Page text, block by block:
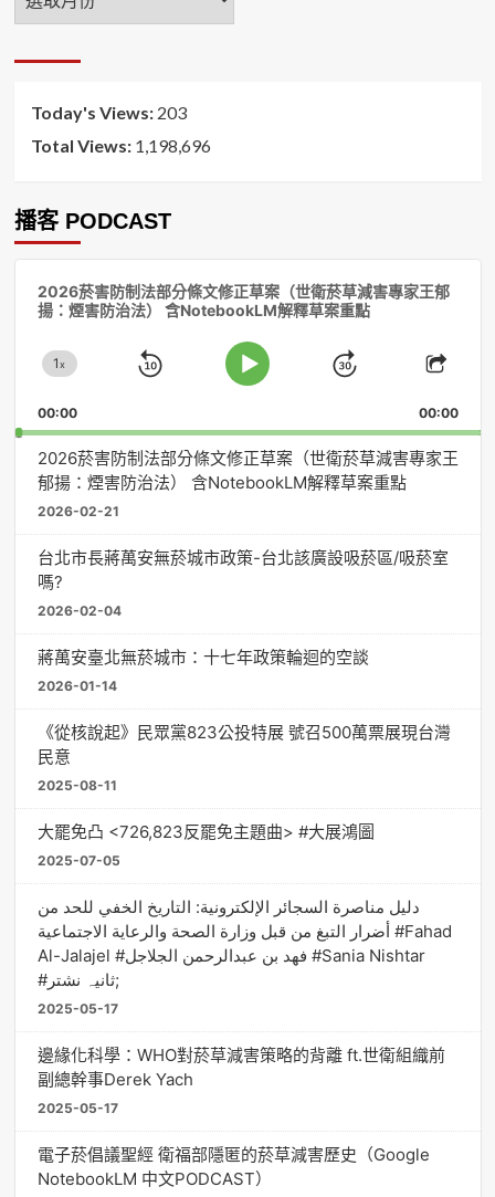
月
序
Today's Views: 203
Total Views: 1,198,696
播客 PODCAST
2026菸害防制法部分條文修正草案（世衛菸草減害專家王郁
揚：煙害防治法） 含NotebookLM解釋草案重點
Change
Rate
1x
Skip
Play
Jump
Forward
Share
00:00 00:00
2026菸害防制法部分條文修正草案（世衛菸草減害專家王
郁揚：煙害防治法） 含NotebookLM解釋草案重點
2026-02-21
台北市長蔣萬安無菸城市政策-台北該廣設吸菸區/吸菸室
嗎?
2026-02-04
蔣萬安臺北無菸城市：十七年政策輪迴的空談
2026-01-14
《從核說起》民眾黨823公投特展 號召500萬票展現台灣
民意
2025-08-11
大罷免凸 <726,823反罷免主題曲> #大展鴻圖
2025-07-05
دليل مناصرة السجائر الإلكترونية: التاريخ الخفي للحد من
أضرار التبغ من قبل وزارة الصحة والرعاية الاجتماعية #Fahad
Al-Jalajel #فهد بن عبدالرحمن الجلاجل #Sania Nishtar
#ثانیہ نشتر;
2025-05-17
邊緣化科學：WHO對菸草減害策略的背離 ft.世衛組織前
副總幹事Derek Yach
2025-05-17
電子菸倡議聖經 衛福部隱匿的菸草減害歷史（Google
NotebookLM 中文PODCAST）